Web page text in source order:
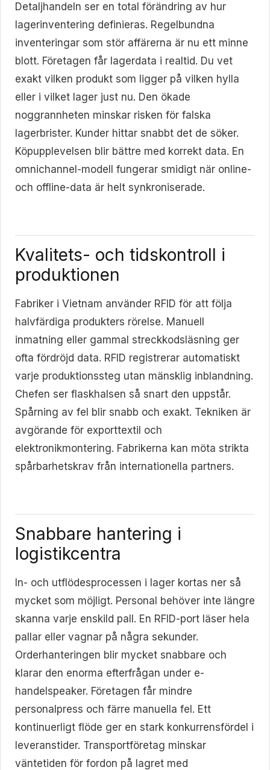
Detaljhandeln ser en total förändring av hur
lagerinventering definieras. Regelbundna
inventeringar som stör affärerna är nu ett minne
blott. Företagen får lagerdata i realtid. Du vet
exakt vilken produkt som ligger på vilken hylla
eller i vilket lager just nu. Den ökade
noggrannheten minskar risken för falska
lagerbrister. Kunder hittar snabbt det de söker.
Köpupplevelsen blir bättre med korrekt data. En
omnichannel-modell fungerar smidigt när online-
och offline-data är helt synkroniserade.
Kvalitets- och tidskontroll i
produktionen
Fabriker i Vietnam använder RFID för att följa
halvfärdiga produkters rörelse. Manuell
inmatning eller gammal streckkodsläsning ger
ofta fördröjd data. RFID registrerar automatiskt
varje produktionssteg utan mänsklig inblandning.
Chefen ser flaskhalsen så snart den uppstår.
Spårning av fel blir snabb och exakt. Tekniken är
avgörande för exporttextil och
elektronikmontering. Fabrikerna kan möta strikta
spårbarhetskrav från internationella partners.
Snabbare hantering i
logistikcentra
In- och utflödesprocessen i lager kortas ner så
mycket som möjligt. Personal behöver inte längre
skanna varje enskild pall. En RFID-port läser hela
pallar eller vagnar på några sekunder.
Orderhanteringen blir mycket snabbare och
klarar den enorma efterfrågan under e-
handelspeaker. Företagen får mindre
personalpress och färre manuella fel. Ett
kontinuerligt flöde ger en stark konkurrensfördel i
leveranstider. Transportföretag minskar
väntetiden för fordon på lagret med